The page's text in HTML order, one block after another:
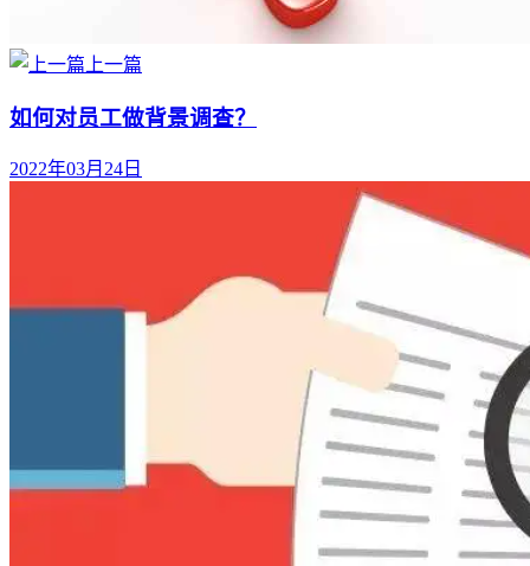
上一篇
如何对员工做背景调查？
2022年03月24日